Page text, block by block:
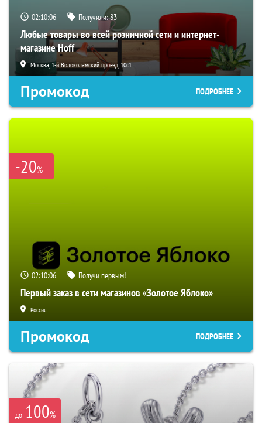
02:10:05 Получили:83
Любые товары во всей розничной сети и интернет-
магазине Hoff
Москва, 1-й Волоколамский проезд, 10с1
Промокод ПОДРОБНЕЕ
-20%
02:10:05 Получи первым!
Первый заказ в сети магазинов «Золотое Яблоко»
Россия
Промокод ПОДРОБНЕЕ
до 100%